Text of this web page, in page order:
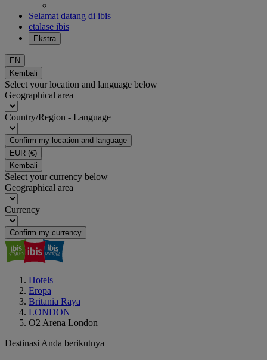
Selamat datang di ibis
etalase ibis
Ekstra
EN
Kembali
Select your location and language below
Geographical area
Country/Region - Language
Confirm my location and language
EUR (€)
Kembali
Select your currency below
Geographical area
Currency
Confirm my currency
Hotels
Eropa
Britania Raya
LONDON
O2 Arena London
Destinasi Anda berikutnya